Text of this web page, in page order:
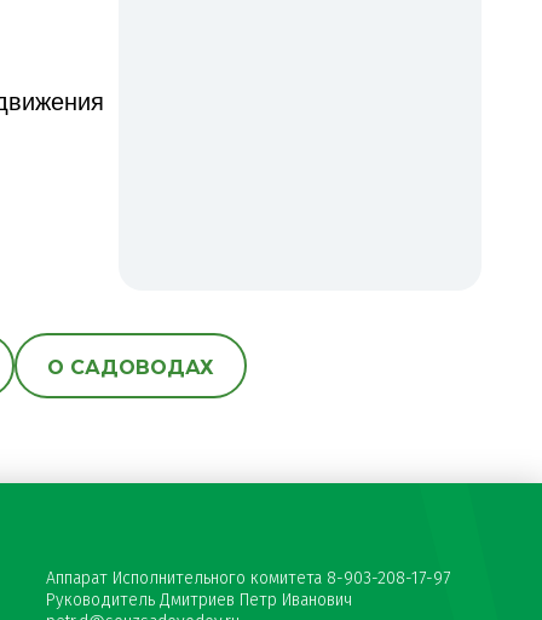
О САДОВОДАХ
Аппарат Исполнительного комитета 8-903-208-17-97
Руководитель Дмитриев Петр Иванович